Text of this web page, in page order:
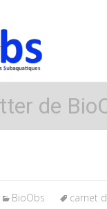
de
BioObs carnet